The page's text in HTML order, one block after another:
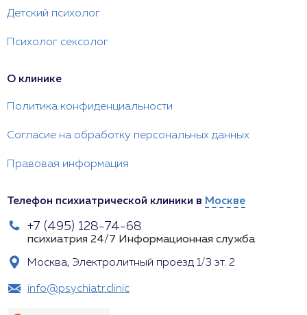
Детский психолог
Психолог сексолог
О клинике
Политика конфиденциальности
Согласие на обработку персональных данных
Правовая информация
Телефон психиатрической клиники в Москве
+7 (495) 128-74-68
психиатрия 24/7 Информационная служба
Москва, Электролитный проезд 1/3 эт. 2
info@psychiatr.clinic